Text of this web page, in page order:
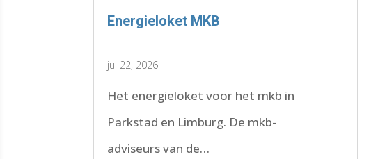
Energieloket MKB
jul 22, 2026
Het energieloket voor het mkb in
Parkstad en Limburg. De mkb-
adviseurs van de